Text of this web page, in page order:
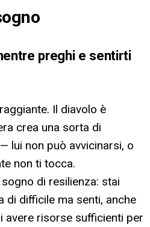
preghi e sentirti
Il diavolo è
crea una sorta di
lui non può avvicinarsi, o
non ti tocca.
di resilienza: stai
di difficile ma senti, anche
avere risorse sufficienti per